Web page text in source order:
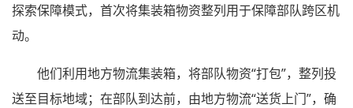
探索保障模式，首次将集装箱物资整列用于保障部队跨区机
动。
他们利用地方物流集装箱，将部队物资“打包”，整列投
送至目标地域；在部队到达前，由地方物流“送货上门”，确